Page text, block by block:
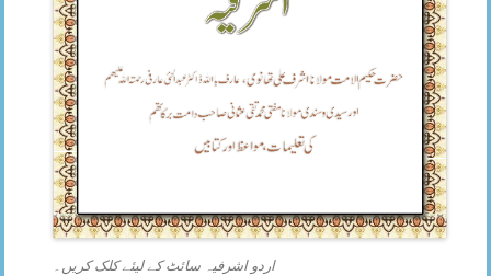
اردو اشرفیہ سائٹ کے لیئے کلک کریں۔